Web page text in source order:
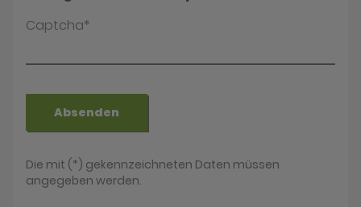
Captcha*
Absenden
Die mit (*) gekennzeichneten Daten müssen
angegeben werden.